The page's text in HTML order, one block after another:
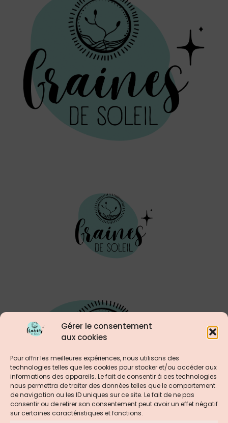
Gérer le consentement
aux cookies
Pour offrir les meilleures expériences, nous utilisons des
technologies telles que les cookies pour stocker et/ou accéder aux
informations des appareils. Le fait de consentir à ces technologies
nous permettra de traiter des données telles que le comportement
de navigation ou les ID uniques sur ce site. Le fait de ne pas
consentir ou de retirer son consentement peut avoir un effet négatif
sur certaines caractéristiques et fonctions.